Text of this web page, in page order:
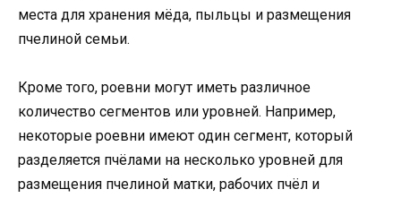
места для хранения мёда, пыльцы и размещения
пчелиной семьи.
Кроме того, роевни могут иметь различное
количество сегментов или уровней. Например,
некоторые роевни имеют один сегмент, который
разделяется пчёлами на несколько уровней для
размещения пчелиной матки, рабочих пчёл и